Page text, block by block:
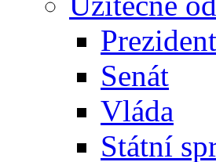
Prezident
Senát
Vláda
Státní